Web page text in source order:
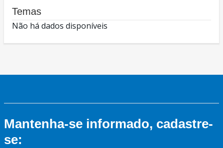
Temas
Não há dados disponíveis
Mantenha-se informado, cadastre-
se: